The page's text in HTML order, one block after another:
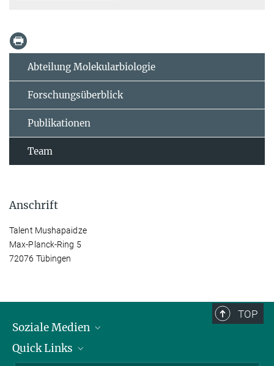
Abteilung Molekularbiologie
Forschungsüberblick
Publikationen
Team
Anschrift
Talent Mushapaidze
Max-Planck-Ring 5
72076 Tübingen
TOP
Soziale Medien
LinkedIn
Quick Links